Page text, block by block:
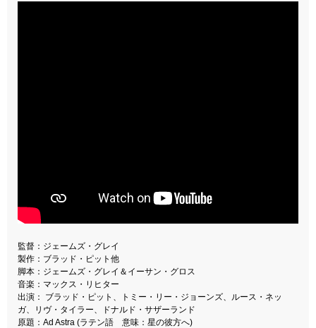
監督：ジェームズ・グレイ
製作：ブラッド・ピット他
脚本：ジェームズ・グレイ＆イーサン・グロス
音楽：マックス・リヒター
出演： ブラッド・ピット、トミー・リー・ジョーンズ、ルース・ネッ
ガ、リヴ・タイラー、ドナルド・サザーランド
原題：Ad Astra (ラテン語 意味：星の彼方へ)